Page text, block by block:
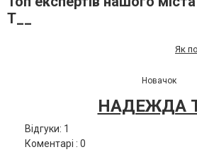
Т__
Як
Новачок
НАДЕЖДА
Відгуки: 1
Коментарі : 0